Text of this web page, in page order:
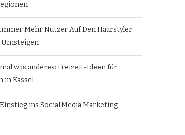
Mehr Nutzer Auf Den Haarstyler
Umsteigen
was anderes: Freizeit-Ideen für
in Kassel
ins Social Media Marketing